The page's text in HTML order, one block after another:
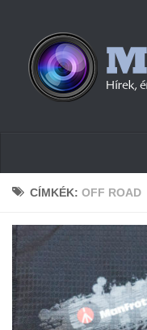
Hírek
Cikkek
Szoftver
Firmware
CÍMKÉK: OFF ROAD